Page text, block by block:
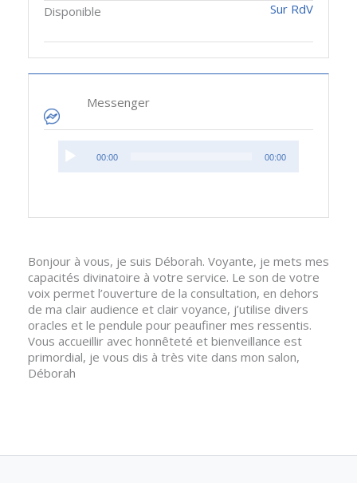
Disponible Sur RdV
Messenger
00:00 00:00
Bonjour à vous, je suis Déborah. Voyante, je mets mes
capacités divinatoire à votre service. Le son de votre
voix permet l’ouverture de la consultation, en dehors
de ma clair audience et clair voyance, j’utilise divers
oracles et le pendule pour peaufiner mes ressentis.
Vous accueillir avec honnêteté et bienveillance est
primordial, je vous dis à très vite dans mon salon,
Déborah